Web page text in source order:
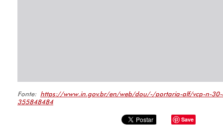
Fonte: https://www.in.gov.br/en/web/dou/-/portaria-alf/vcp-n-
355848484
Save